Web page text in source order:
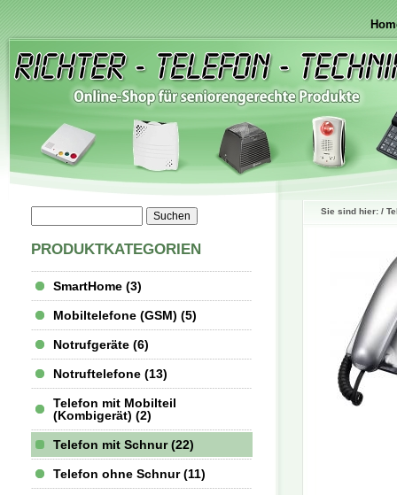
PRODUKTKATEGORIEN
SmartHome (3)
Mobiltelefone (GSM) (5)
Notrufgeräte (6)
Notruftelefone (13)
Telefon mit Mobilteil
(Kombigerät) (2)
Telefon mit Schnur (22)
Telefon ohne Schnur (11)
Sie sind hier: /